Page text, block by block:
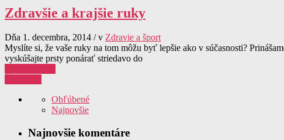
Zdravšie a krajšie ruky
Dňa 1. decembra, 2014 / v Zdravie a šport
Myslíte si, že vaše ruky na tom môžu byť lepšie ako v súčasnosti?
vyskúšajte prsty ponárať striedavo do
Obľúbené
Najnovšie
Najnovšie komentáre